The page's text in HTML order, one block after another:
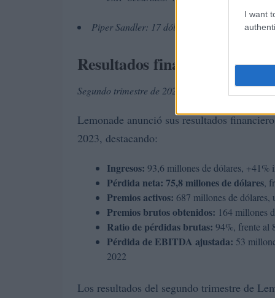
I want
Piper Sandler: 17 dólares
Resultados financieros
Segundo trimestre de 2023
Lemonade anunció sus resultados
2023, destacando:
Ingresos: 93,6 millones de dólares, +41%
Pérdida neta: 75,8 millones de dólares,
Premios activos: 687 millones de dólares,
Premios brutos obtenidos: 164 millones
Ratio de pérdidas brutas: 94%, frente al
Pérdida de EBITDA ajustada: 53
2022
Los resultados del segundo trimestre de